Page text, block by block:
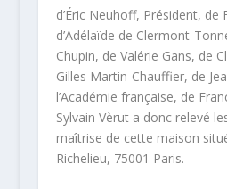
d’Éric Neuhoff, Président, de
d’Adélaïde de Clermont-
Chupin, de Valérie Gans, de
Gilles Martin-Chauffier, de
l’Académie française, de
Sylvain Vèrut a donc relevé
maîtrise de cette maison
Richelieu, 75001 Paris.